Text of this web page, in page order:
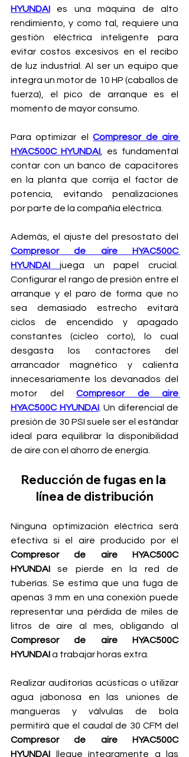
HYUNDAI es una máquina de alto
rendimiento, y como tal, requiere una
gestión eléctrica inteligente para
evitar costos excesivos en el recibo
de luz industrial. Al ser un equipo que
integra un motor de 10 HP (caballos de
fuerza), el pico de arranque es el
momento de mayor consumo.
Para optimizar el Compresor de aire
HYAC500C HYUNDAI , es fundamental
contar con un banco de capacitores
en la planta que corrija el factor de
potencia, evitando penalizaciones
por parte de la compañía eléctrica.
Compresor de aire HYAC500C
HYUNDAI
juega un papel crucial.
Configurar el rango de presión entre el
arranque y el paro de forma que no
sea demasiado estrecho evitará
ciclos de encendido y apagado
constantes (cicleo corto), lo cual
desgasta los contactores del
arrancador magnético y calienta
innecesariamente los devanados del
motor del Compresor de aire
HYAC500C HYUNDAI. Un diferencial de
presión de 30 PSI suele ser el estándar
ideal para equilibrar la disponibilidad
de aire con el ahorro de energía.
Reducción de fugas en la
línea de distribución
Ninguna optimización eléctrica será
Compresor de aire HYAC500C
HYUNDAI se pierde en la red de
tuberías. Se estima que una fuga de
apenas 3 mm en una conexión puede
representar una pérdida de miles de
Compresor de aire HYAC500C
HYUNDAI a trabajar horas extra.
Realizar auditorías acústicas o utilizar
agua jabonosa en las uniones de
mangueras y válvulas de bola
Compresor de aire HYAC500C
HYUNDAI llegue íntegramente a las